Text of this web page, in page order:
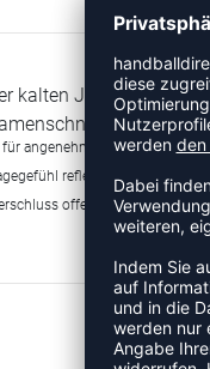
kalten Jahreszeit
ERIMA TEX
angenehmen
reflektierende
offener